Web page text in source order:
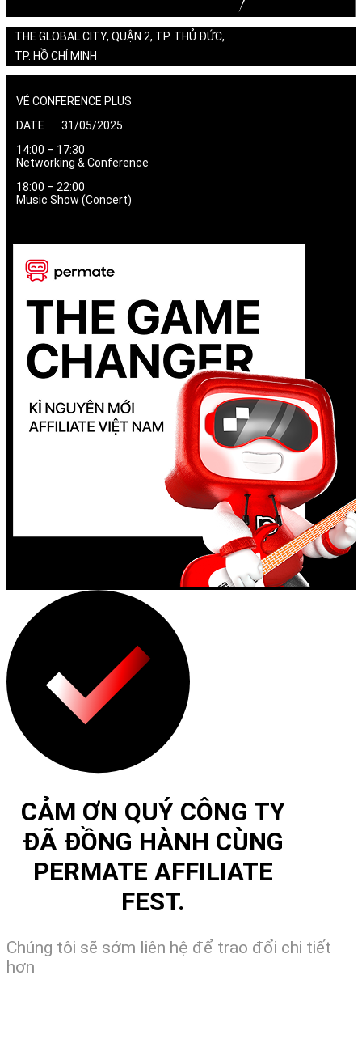
THE GLOBAL CITY, QUẬN 2, TP. THỦ ĐỨC,
TP. HỒ CHÍ MINH
VÉ CONFERENCE PLUS
DATE 31/05/2025
14:00 – 17:30
Networking & Conference
18:00 – 22:00
Music Show (Concert)
CẢM ƠN QUÝ CÔNG TY
ĐÃ ĐỒNG HÀNH CÙNG
PERMATE AFFILIATE
FEST.
Chúng tôi sẽ sớm liên hệ để trao đổi chi tiết
hơn